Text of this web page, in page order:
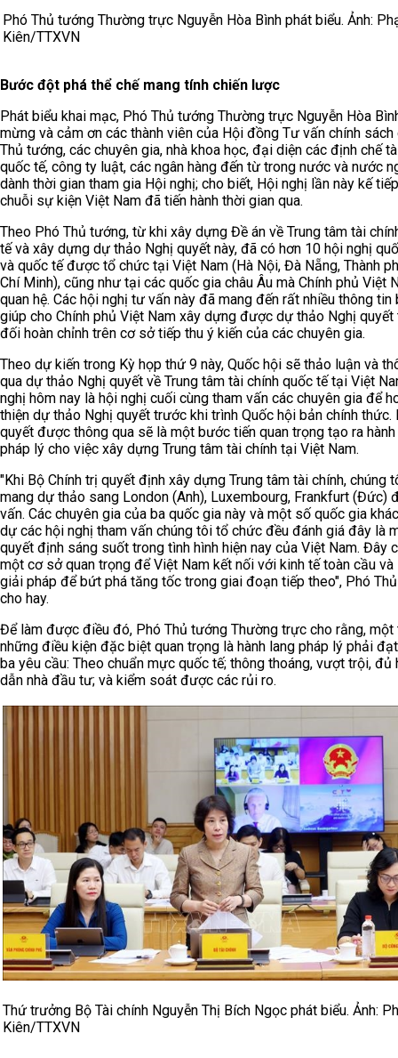
Phó Thủ tướng Thường trực Nguyễn Hòa Bình phát biểu. Ảnh:
Kiên/TTXVN
Bước đột phá thể chế mang tính chiến lược
Phát biểu khai mạc, Phó Thủ tướng Thường trực Nguyễn Hòa
mừng và cảm ơn các thành viên của Hội đồng Tư vấn chính sách
Thủ tướng, các chuyên gia, nhà khoa học, đại diện các định chế
quốc tế, công ty luật, các ngân hàng đến từ trong nước và nước
dành thời gian tham gia Hội nghị; cho biết, Hội nghị lần này kế
chuỗi sự kiện Việt Nam đã tiến hành thời gian qua.
Theo Phó Thủ tướng, từ khi xây dựng Đề án về Trung tâm tài
tế và xây dựng dự thảo Nghị quyết này, đã có hơn 10 hội nghị
và quốc tế được tổ chức tại Việt Nam (Hà Nội, Đà Nẵng, Thành
Chí Minh), cũng như tại các quốc gia châu Âu mà Chính phủ Việt
quan hệ. Các hội nghị tư vấn này đã mang đến rất nhiều thông tin
giúp cho Chính phủ Việt Nam xây dựng được dự thảo Nghị
đối hoàn chỉnh trên cơ sở tiếp thu ý kiến của các chuyên gia.
Theo dự kiến trong Kỳ họp thứ 9 này, Quốc hội sẽ thảo luận và
qua dự thảo Nghị quyết về Trung tâm tài chính quốc tế tại Việt
nghị hôm nay là hội nghị cuối cùng tham vấn các chuyên gia để
thiện dự thảo Nghị quyết trước khi trình Quốc hội bản chính thức.
quyết được thông qua sẽ là một bước tiến quan trọng tạo ra
pháp lý cho việc xây dựng Trung tâm tài chính tại Việt Nam.
"Khi Bộ Chính trị quyết định xây dựng Trung tâm tài chính, chúng
mang dự thảo sang London (Anh), Luxembourg, Frankfurt (Đức)
vấn. Các chuyên gia của ba quốc gia này và một số quốc gia
dự các hội nghị tham vấn chúng tôi tổ chức đều đánh giá đây là
quyết định sáng suốt trong tình hình hiện nay của Việt Nam. Đây
một cơ sở quan trọng để Việt Nam kết nối với kinh tế toàn cầu và
giải pháp để bứt phá tăng tốc trong giai đoạn tiếp theo", Phó
cho hay.
Để làm được điều đó, Phó Thủ tướng Thường trực cho rằng, một
những điều kiện đặc biệt quan trọng là hành lang pháp lý phải
ba yêu cầu: Theo chuẩn mực quốc tế; thông thoáng, vượt trội, đủ
dẫn nhà đầu tư; và kiểm soát được các rủi ro.
Thứ trưởng Bộ Tài chính Nguyễn Thị Bích Ngọc phát biểu. Ảnh:
Kiên/TTXVN